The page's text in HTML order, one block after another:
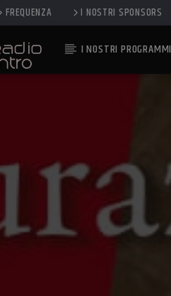
FREQUENZA I NOSTRI SPONSORS
I NOSTRI PROGRAMMI